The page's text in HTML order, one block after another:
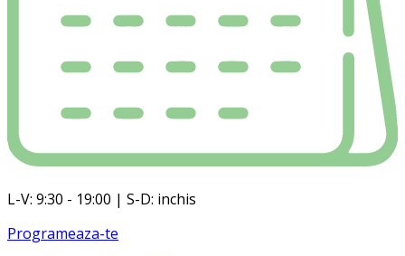
L-V: 9:30 - 19:00 | S-D: inchis
Programeaza-te